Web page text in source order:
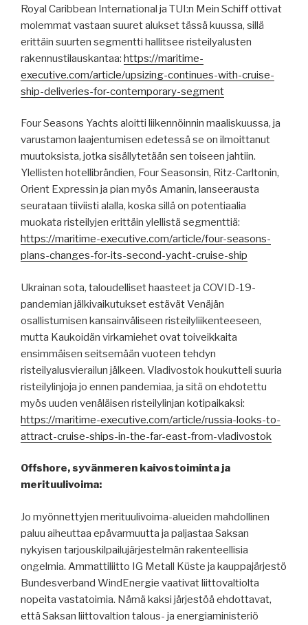
Royal Caribbean International ja TUI:n Mein Schiff ottivat
molemmat vastaan ​​suuret alukset tässä kuussa, sillä
erittäin suurten segmentti hallitsee risteilyalusten
rakennustilauskantaa: https://maritime-
executive.com/article/upsizing-continues-with-cruise-
ship-deliveries-for-contemporary-segment
Four Seasons Yachts aloitti liikennöinnin maaliskuussa, ja
varustamon laajentumisen edetessä se on ilmoittanut
muutoksista, jotka sisällytetään sen toiseen jahtiin.
Ylellisten hotellibrändien, Four Seasonsin, Ritz-Carltonin,
Orient Expressin ja pian myös Amanin, lanseerausta
seurataan tiiviisti alalla, koska sillä on potentiaalia
muokata risteilyjen erittäin ylellistä segmenttiä:
https://maritime-executive.com/article/four-seasons-
plans-changes-for-its-second-yacht-cruise-ship
Ukrainan sota, taloudelliset haasteet ja COVID-19-
pandemian jälkivaikutukset estävät Venäjän
osallistumisen kansainväliseen risteilyliikenteeseen,
mutta Kaukoidän virkamiehet ovat toiveikkaita
ensimmäisen seitsemään vuoteen tehdyn
risteilyalusvierailun jälkeen. Vladivostok houkutteli suuria
risteilylinjoja jo ennen pandemiaa, ja sitä on ehdotettu
myös uuden venäläisen risteilylinjan kotipaikaksi:
https://maritime-executive.com/article/russia-looks-to-
attract-cruise-ships-in-the-far-east-from-vladivostok
Offshore, syvänmeren kaivostoiminta ja
merituulivoima:
Jo myönnettyjen merituulivoima-alueiden mahdollinen
paluu aiheuttaa epävarmuutta ja paljastaa Saksan
nykyisen tarjouskilpailujärjestelmän rakenteellisia
ongelmia. Ammattiliitto IG Metall Küste ja kauppajärjestö
Bundesverband WindEnergie vaativat liittovaltiolta
nopeita vastatoimia. Nämä kaksi järjestöä ehdottavat,
että Saksan liittovaltion talous- ja energiaministeriö